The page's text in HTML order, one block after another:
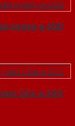
ngang-a-SGD
Cửa-a-SGD